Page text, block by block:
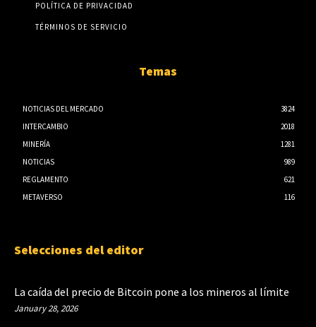
POLÍTICA DE PRIVACIDAD
TÉRMINOS DE SERVICIO
Temas
NOTICIAS DEL MERCADO
3824
INTERCAMBIO
2018
MINERÍA
1281
NOTICIAS
989
REGLAMENTO
621
METAVERSO
116
Selecciones del editor
La caída del precio de Bitcoin pone a los mineros al límite
January 28, 2026